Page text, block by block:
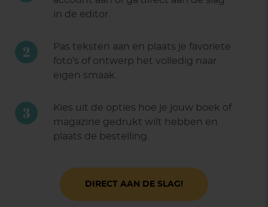
in de editor.
2
Pas teksten aan en plaats je favoriete
foto’s of ontwerp het volledig naar
eigen smaak.
3
Kies uit de opties hoe je jouw boek of
magazine gedrukt wilt hebben en
plaats de bestelling.
DIRECT AAN DE SLAG!